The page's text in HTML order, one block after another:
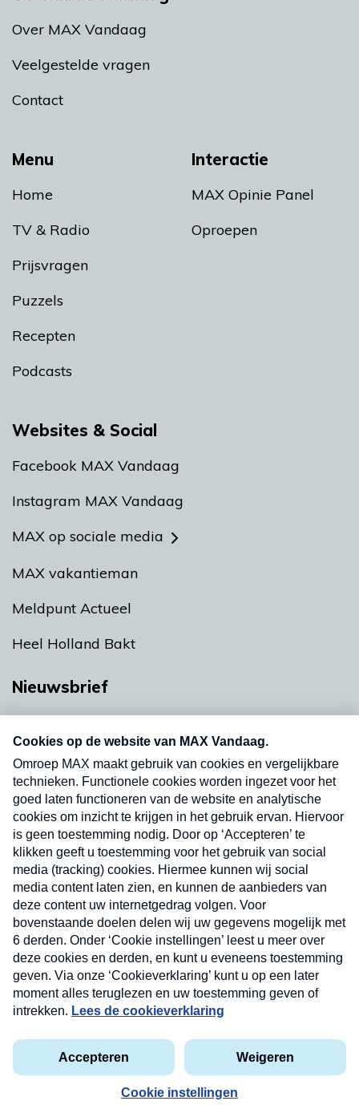
Menu
Home
TV & Radio
Prijsvragen
Puzzels
Recepten
Podcasts
Interactie
MAX Opinie Panel
Oproepen
Over MAX Vandaag
Veelgestelde vragen
Contact
Websites & Social
Facebook MAX Vandaag
Instagram MAX Vandaag
MAX op sociale media
MAX vakantieman
Meldpunt Actueel
Heel Holland Bakt
Nieuwsbrief
nieuwsbrief. Elke vrijdag- en dinsdagochtend in
uw mailbox.
Verzend
Privacyverklaring
Cookieverklaring
Kwetsbaarheid melden
Copyright © 2026 MAX Vandaag - Omroep MAX
Nieuwsbrief
Neem hier een gratis abonnement op onze
nieuwsbrief. Elke vrijdag- en dinsdagochtend in uw